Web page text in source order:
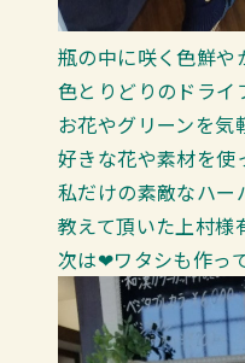
瓶の中に咲く色鮮や
色とりどりのドラ
お花やグリーンを
好きな花や素材を
私だけの素敵なハ
教えて頂いた上村様
次は❤ワタシも作っ